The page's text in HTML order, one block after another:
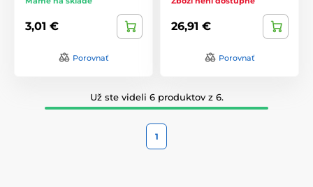
3,01 €
Porovnať
26,91 €
Porovnať
Už ste videli 6 produktov z 6.
1